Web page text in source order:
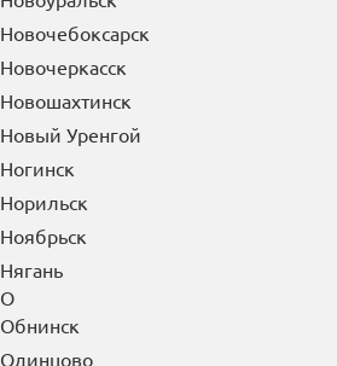
Новокуйбышевск
Новомосковск
Новороссийск
Новосибирск
Новотроицк
Новоуральск
Новочебоксарск
Новочеркасск
Новошахтинск
Новый Уренгой
Ногинск